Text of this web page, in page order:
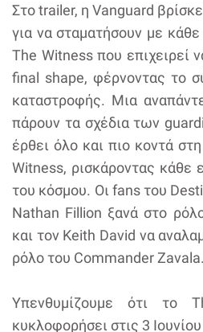
Στο trailer, η Vanguard
για να σταματήσουν με
The Witness που επιχειρεί
final shape, φέρνοντας το
καταστροφής. Μια
πάρουν τα σχέδια των
έρθει όλο και πιο κοντά
Witness, ρισκάροντας κάθε
του κόσμου. Οι fans του
Nathan Fillion ξανά στο
και τον Keith David να
ρόλο του Commander Zavala.
Υπενθυμίζουμε ότι το
κυκλοφορήσει στις 3